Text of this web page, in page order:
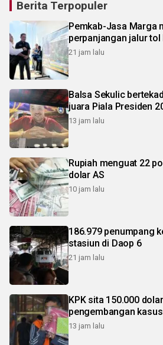
Berita Terpopuler
Pemkab-Jasa Marga
perpanjangan jalur
21 jam lalu
Balsa Sekulic
juara Piala Presiden
13 jam lalu
Rupiah menguat 22
dolar AS
10 jam lalu
186.979 penumpang
stasiun di Daop 6
21 jam lalu
KPK sita 150.000
pengembangan
13 jam lalu